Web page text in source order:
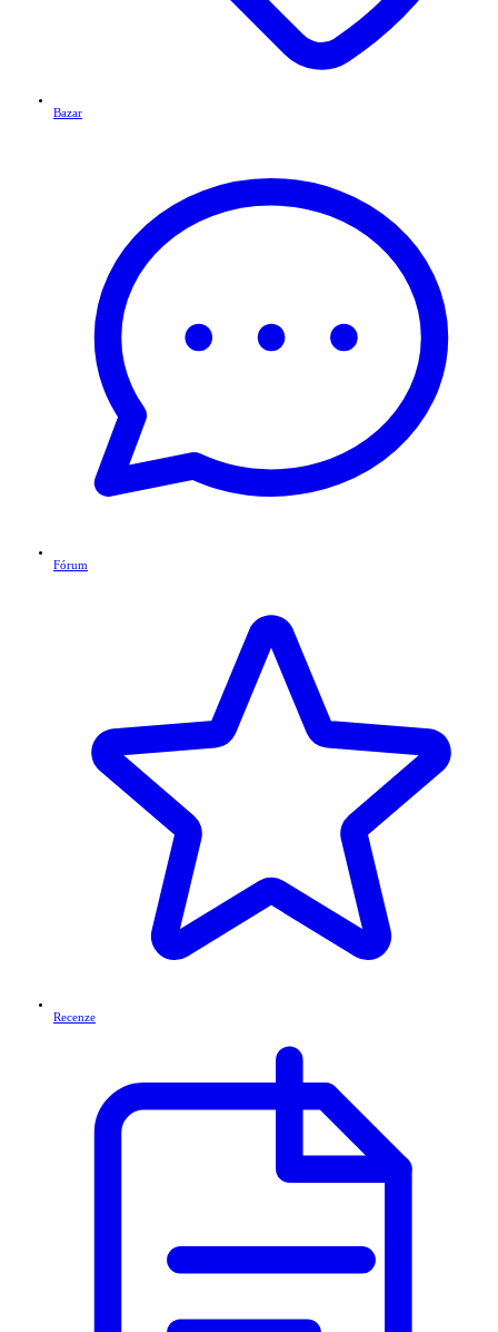
Bazar
Fórum
Recenze